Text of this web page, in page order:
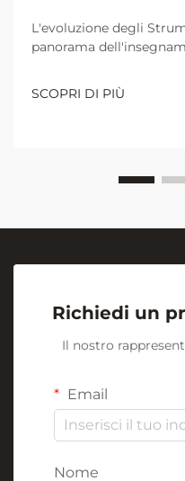
L'evoluzione degli
panorama
bianca che si è
indispensabile per le
SCOPRI DI PIÙ
Richiedi un
Il nostro
Email
Nome